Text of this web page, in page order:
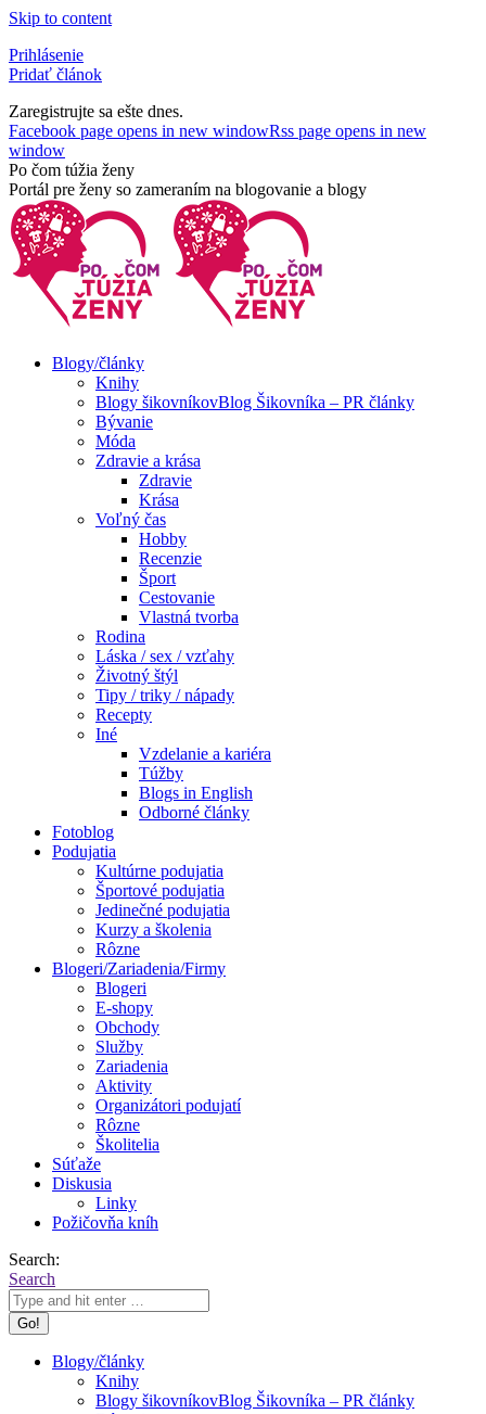
Skip to content
Prihlásenie
Pridať článok
Zaregistrujte sa ešte dnes.
Facebook page opens in new windowRss page opens in new
window
Po čom túžia ženy
Portál pre ženy so zameraním na blogovanie a blogy
Blogy/články
Knihy
Blogy šikovníkovBlog Šikovníka – PR články
Bývanie
Móda
Zdravie a krása
Zdravie
Krása
Voľný čas
Hobby
Recenzie
Šport
Cestovanie
Vlastná tvorba
Rodina
Láska / sex / vzťahy
Životný štýl
Tipy / triky / nápady
Recepty
Iné
Vzdelanie a kariéra
Túžby
Blogs in English
Odborné články
Fotoblog
Podujatia
Kultúrne podujatia
Športové podujatia
Jedinečné podujatia
Kurzy a školenia
Rôzne
Blogeri/Zariadenia/Firmy
Blogeri
E-shopy
Obchody
Služby
Zariadenia
Aktivity
Organizátori podujatí
Rôzne
Školitelia
Súťaže
Diskusia
Linky
Požičovňa kníh
Search:
Search
Blogy/články
Knihy
Blogy šikovníkovBlog Šikovníka – PR články